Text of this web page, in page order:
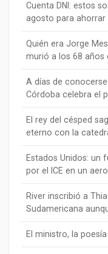
Cuenta DNI: estos
agosto para
Quién era Jorge
murió a los 68 años
A días de
Córdoba celebra el
El rey del césped
eterno con la
Estados Unidos: un
por el ICE en un
River inscribió a
Sudamericana
El ministro, la